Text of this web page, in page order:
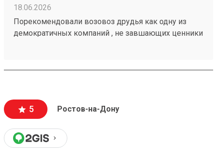
18.06.2026
Порекомендовали возовоз друдья как одну из
демократичных компаний , не завшающих ценники
5 Ростов-на-Дону